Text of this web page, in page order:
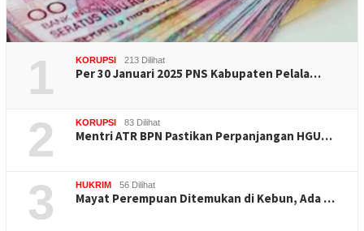
1 KORUPSI 213 Dilihat
Per 30 Januari 2025 PNS Kabupaten Pelala…
2 KORUPSI 83 Dilihat
Mentri ATR BPN Pastikan Perpanjangan HGU…
3 HUKRIM 56 Dilihat
Mayat Perempuan Ditemukan di Kebun, Ada …